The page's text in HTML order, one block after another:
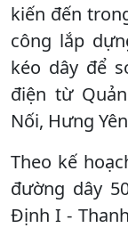
kiến đến
công lắp
kéo dây để
điện từ
Nối, Hưng
Theo kế
đường dây
Định I -